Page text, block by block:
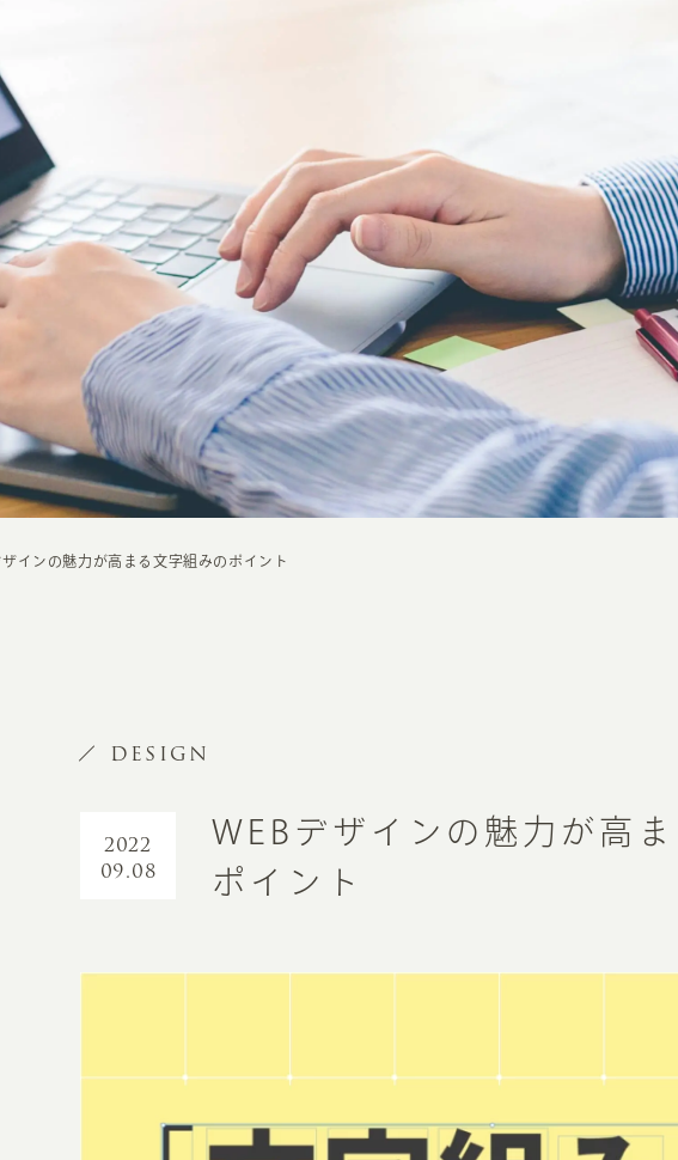
ザインの魅力が高まる文字組みのポイント
DESIGN
WEBデザインの魅力が高
ポイント
2022
09.08